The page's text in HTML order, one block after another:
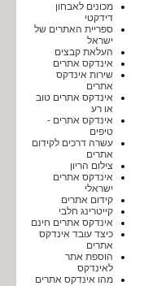
מכונים לאבחון
דידקטי
ספריית האתרים של
ישראל
העלאת קבצים
אינדקס אתרים
שירות אינדקס
אתרים
אינדקס אתרים טוב
או רע
אינדקס אתרים -
טיפים
עשרה דרכים לקידום
אתרים
צילום הריון
אינדקס אתרים
ישראלי
קידום אתרים
קייטרינג חלבי
אינדקס אתרים חינם
כיצד עובד אינדקס
אתרים
הוספת אתר
לאינדקס
מהו אינדקס אתרים